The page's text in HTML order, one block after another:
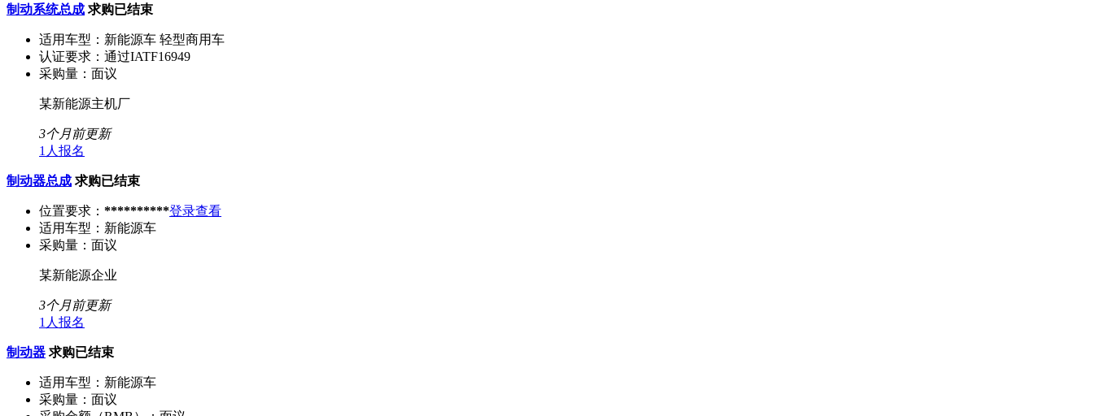
制动系统总成 求购已结束
适用车型： 新能源车 轻型商用车
认证要求： 通过IATF16949
采购量： 面议
某新能源主机厂
3个月前更新
1人报名
制动器总成 求购已结束
位置要求： **********登录查看
适用车型： 新能源车
采购量： 面议
某新能源企业
3个月前更新
1人报名
制动器 求购已结束
适用车型： 新能源车
采购量： 面议